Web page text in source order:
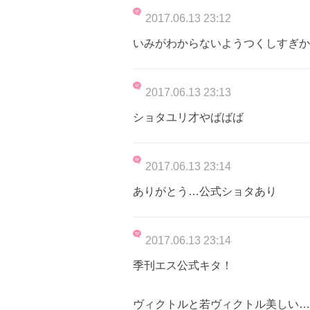
2017.06.13 23:12
いみがわからないようつくしすぎ
2017.06.13 23:13
ショタユリ才やばばば
2017.06.13 23:14
ありがとう…公式ショタあり
2017.06.13 23:14
季刊エス公式キタ！
ヴィクトルと若ヴィクトル美しい…